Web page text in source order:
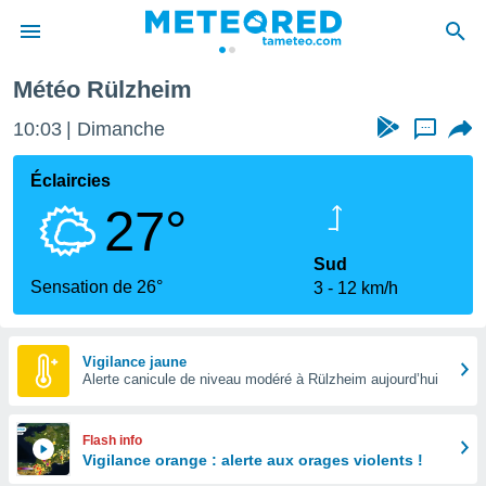
de
Météo Rülzheim
10:03 Dimanche ...
Éclaircies
27°
Sensation de 26°
Sud
3
12 km/h
Vigilance jaune
Alerte canicule de niveau modéré à Rülzheim aujourd’hui
Flash info
Vigilance orange : alerte aux orages violents !